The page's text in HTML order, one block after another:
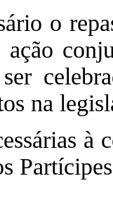
o
na